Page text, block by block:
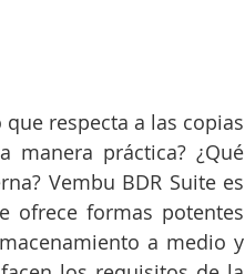
respecta a las copias
manera práctica? ¿Qué
Vembu BDR Suite es
ofrece formas potentes
a medio y